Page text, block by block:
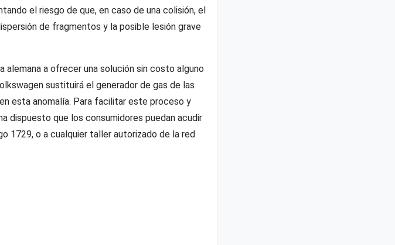
el riesgo de que, en caso de una colisión, el
de fragmentos y la posible lesión grave
a ofrecer una solución sin costo alguno
sustituirá el generador de gas de las
esta anomalía. Para facilitar este proceso y
dispuesto que los consumidores puedan acudir
1729, o a cualquier taller autorizado de la red